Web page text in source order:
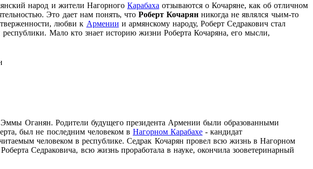
народ и жители Нагорного Карабаха отзываются о Кочаряне, как об отличном
Это дает нам понять, что Роберт Кочарян никогда не являлся чьим-то
любви к Армении и армянскому народу, Роберт Седракович стал
Мало кто знает историю жизни Роберта Кочаряна, его мысли,
Эммы Оганян. Родители будущего президента Армении были образованными
был не последним человеком в Нагорном Карабахе - кандидат
человеком в республике. Седрак Кочарян провел всю жизнь в Нагорном
Седраковича, всю жизнь проработала в науке, окончила зооветеринарный